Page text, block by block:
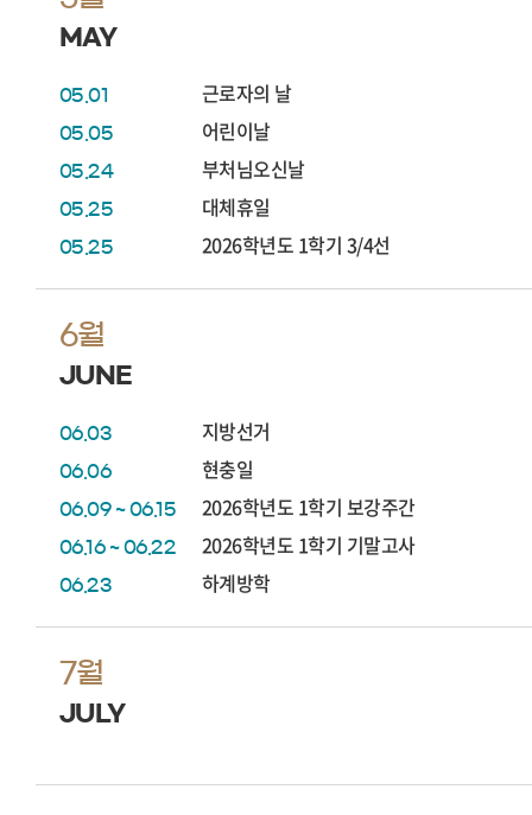
MAY
05.01 근로자의 날
05.05 어린이날
05.24 부처님오신날
05.25 대체휴일
05.25 2026학년도 1학기 3/4선
6월
JUNE
06.03 지방선거
06.06 현충일
06.09 ~ 06.15 2026학년도 1학기 보강주간
06.16 ~ 06.22 2026학년도 1학기 기말고사
06.23 하계방학
7월
JULY